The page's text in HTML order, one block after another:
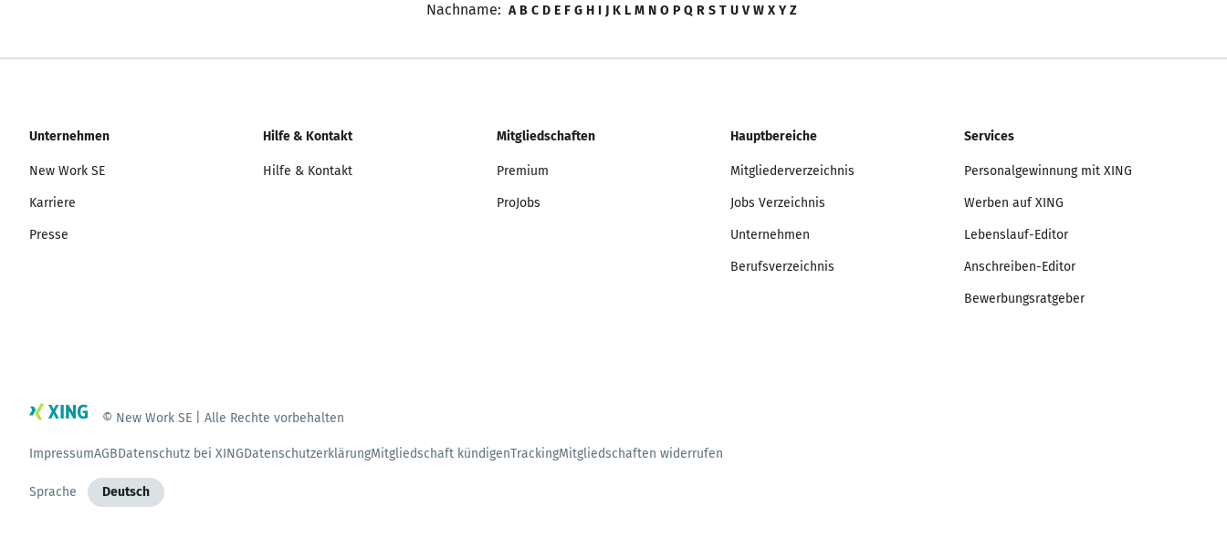
Nachname: A B C D E F G H I J K L M N O P Q R S T U V W X Y Z
Unternehmen
New Work SE
Karriere
Presse
Hilfe & Kontakt
Hilfe & Kontakt
Mitgliedschaften
Premium
ProJobs
Hauptbereiche
Mitgliederverzeichnis
Jobs Verzeichnis
Unternehmen
Berufsverzeichnis
Services
Personalgewinnung mit XING
Werben auf XING
Lebenslauf-Editor
Anschreiben-Editor
Bewerbungsratgeber
© New Work SE | Alle Rechte vorbehalten
ImpressumAGBDatenschutz bei XINGDatenschutzerklärungMitgliedschaft kündigenTrackingMitgliedschaften widerrufen
Sprache Deutsch